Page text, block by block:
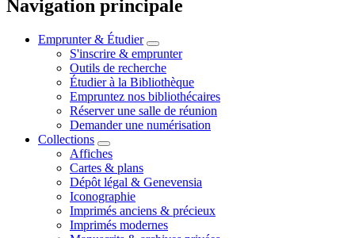
Navigation principale
Emprunter & Étudier
S'inscrire & emprunter
Outils de recherche
Étudier à la Bibliothèque
Empruntez nos bibliothécaires
Réserver une salle de réunion
Demander une numérisation
Collections
Affiches
Cartes & plans
Dépôt légal & Genevensia
Iconographie
Imprimés anciens & précieux
Imprimés modernes